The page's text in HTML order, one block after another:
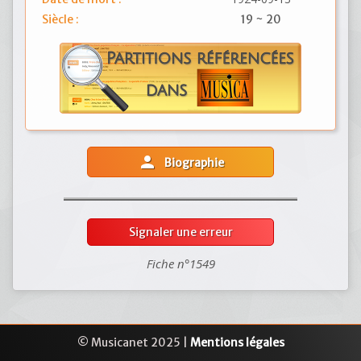
Siècle : 19 ~ 20
person Biographie
Signaler une erreur
Fiche n°1549
© Musicanet 2025 | Mentions légales